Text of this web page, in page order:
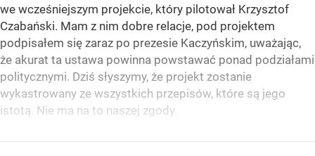
we wcześniejszym projekcie, który pilotował Krzysztof
Czabański. Mam z nim dobre relacje, pod projektem
podpisałem się zaraz po prezesie Kaczyńskim, uważając,
że akurat ta ustawa powinna powstawać ponad podziałami
politycznymi. Dziś słyszymy, że projekt zostanie
wykastrowany ze wszystkich przepisów, które są jego
istotą. Nie ma na to naszej zgody.